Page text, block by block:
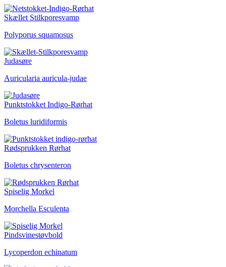
Skællet Stilkporesvamp
Polyporus squamosus
Judasøre
Auricularia auricula-judae
Punktstokket Indigo-Rørhat
Boletus luridiformis
Rødsprukken Rørhat
Boletus chrysenteron
Spiselig Morkel
Morchella Esculenta
Pindsvinestøvbold
Lycoperdon echinatum